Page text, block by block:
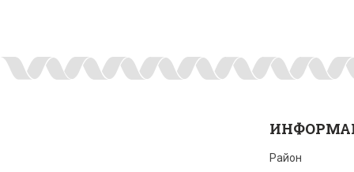
Район